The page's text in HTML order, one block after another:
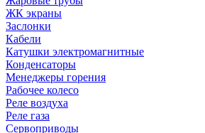
ЖК экраны
Заслонки
Кабели
Катушки электромагнитные
Конденсаторы
Менеджеры горения
Рабочее колесо
Реле воздухa
Реле газа
Сервоприводы